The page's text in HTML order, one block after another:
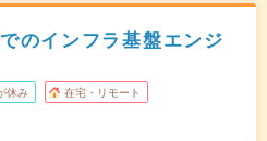
のインフラ基盤エンジ
休み 在宅・リモート